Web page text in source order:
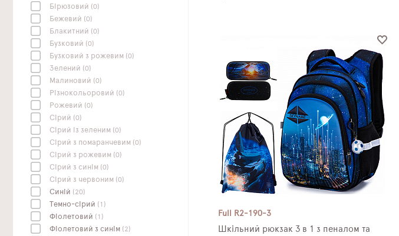
Бірюзовий (0)
Бежевий (0)
Блакитний (0)
Бузковий (0)
Бузковий з рожевим (0)
Зелений (0)
Малиновий (0)
Різнокольоровий (0)
Рожевий (0)
Сірий (0)
Сірий із зеленим (0)
Сірий з помаранчевим (0)
Сірий з рожевим (0)
Сірий з синім (0)
Сірий з червоним (0)
Синій (20)
Темно-сірий (1)
Фіолетовий (1)
Фіолетовий з синім (2)
Full R2-190-3
Шкільний рюкзак 3 в 1 з пеналом та